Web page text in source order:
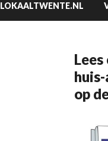
LOKAALTWENTE.NL
op